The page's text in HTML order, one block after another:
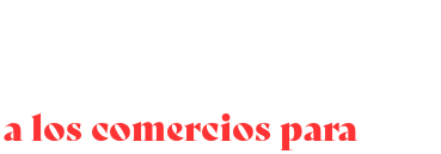
los comercios para